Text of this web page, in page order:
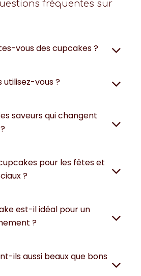
fréquentes sur
vous des cupcakes ?
utilisez-vous ?
saveurs qui changent
pour les fêtes et
?
est-il idéal pour un
?
ils aussi beaux que bons